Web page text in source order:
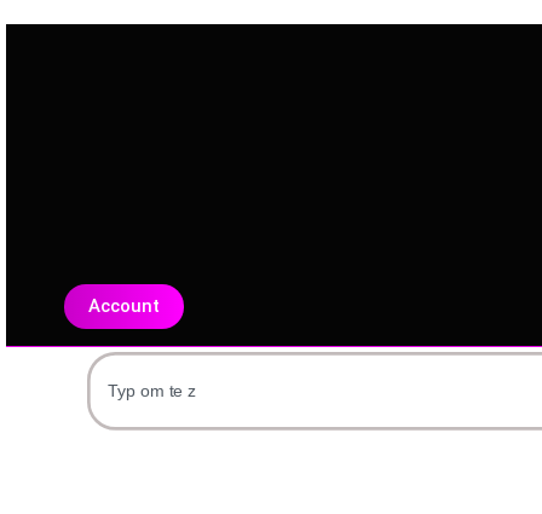
Account